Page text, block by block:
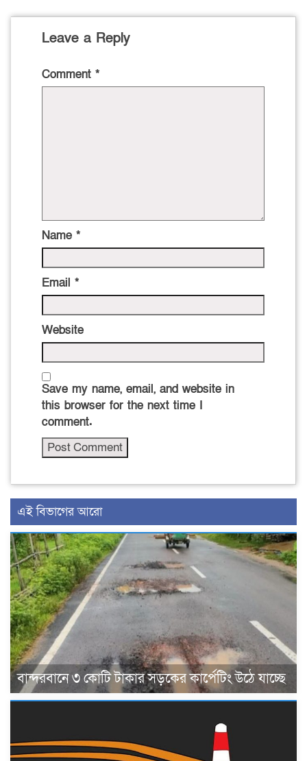
Leave a Reply
Comment *
Name *
Email *
Website
Save my name, email, and website in
this browser for the next time I
comment.
এই বিভাগের আরো
বান্দরবানে ৩ কোটি টাকার সড়কের কার্পেটিং উঠে যাচ্ছে